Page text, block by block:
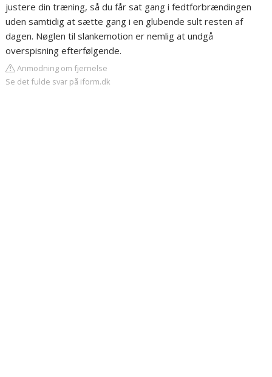
justere din træning, så du får sat gang i fedtforbrændingen
uden samtidig at sætte gang i en glubende sult resten af
dagen. Nøglen til slankemotion er nemlig at undgå
overspisning efterfølgende.
Anmodning om fjernelse
Se det fulde svar på iform.dk